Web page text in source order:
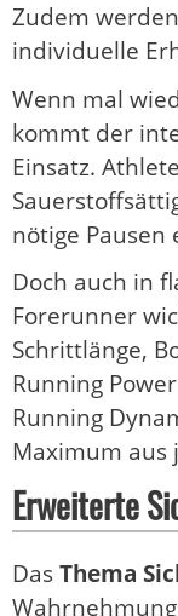
Zudem
individuelle
Wenn mal
kommt der
Einsatz.
nötige Pausen
Doch auch in
Forerunner
Schrittlänge,
Running
Running
Maximum aus
Erweiterte
DasThema